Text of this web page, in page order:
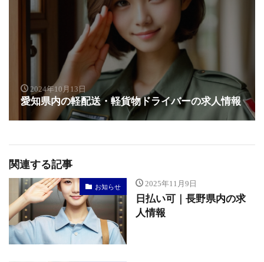
2024年10月13日
愛知県内の軽配送・軽貨物ドライバーの求人情報
関連する記事
お知らせ 2025年11月9日
日払い可｜長野県内の求
人情報